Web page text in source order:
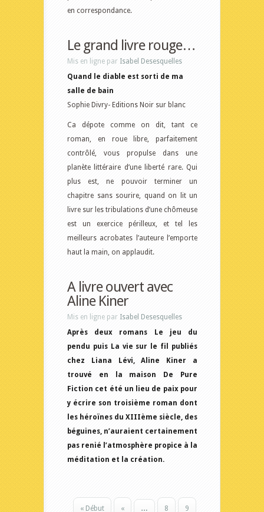
en correspondance.
Le grand livre rouge…
Mis en ligne par Isabel Desesquelles
Quand le diable est sorti de ma
salle de bain
Sophie Divry- Editions Noir sur blanc
Ca dépote comme on dit, tant ce
roman, en roue libre, parfaitement
contrôlé, vous propulse dans une
planète littéraire d’une liberté rare. Qui
plus est, ne pouvoir terminer un
chapitre sans sourire, quand on lit un
livre sur les tribulations d’une chômeuse
est un exercice périlleux, et tel les
meilleurs acrobates l’auteure l’emporte
haut la main, on applaudit.
A livre ouvert avec
Aline Kiner
Mis en ligne par Isabel Desesquelles
Après deux romans Le jeu du
pendu puis La vie sur le fil publiés
chez Liana Lévi, Aline Kiner a
trouvé en la maison De Pure
Fiction cet été un lieu de paix pour
y écrire son troisième roman dont
les héroïnes du XIIIème siècle, des
béguines, n’auraient certainement
pas renié l’atmosphère propice à la
méditation et la création.
« Début « … 8 9